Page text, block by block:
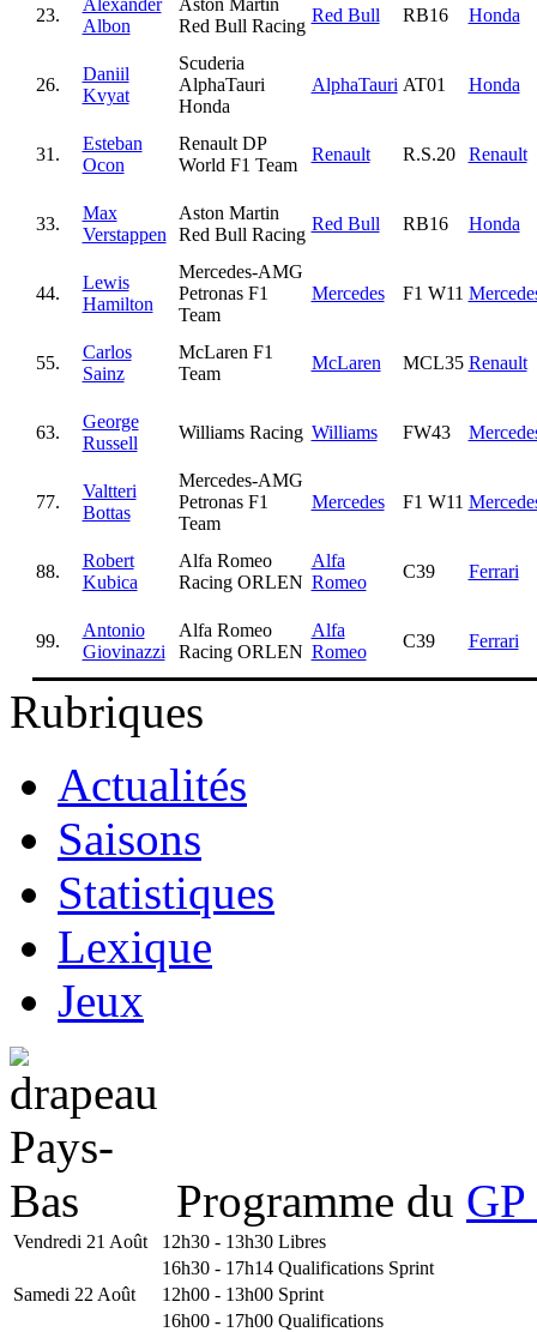
23.
Albon
Red Bull Racing
Red Bull RB16 Honda
26.
Daniil
Kvyat
Scuderia
AlphaTauri
Honda
AlphaTauri AT01 Honda
31.
Esteban
Ocon
Renault DP
World F1 Team
Renault R.S.20 Renault
33.
Max
Verstappen
Aston Martin
Red Bull Racing
Red Bull RB16 Honda
44.
Lewis
Hamilton
Mercedes-AMG
Petronas F1
Team
Mercedes F1 W11
55.
Carlos
Sainz
McLaren F1
Team
McLaren MCL35 Renault
63.
George
Russell
Williams Racing Williams FW43
77.
Valtteri
Bottas
Mercedes-AMG
Petronas F1
Team
Mercedes F1 W11
88.
Robert
Kubica
Alfa Romeo
Racing ORLEN
Alfa
Romeo
C39 Ferrari
99.
Antonio
Giovinazzi
Alfa Romeo
Racing ORLEN
Alfa
Romeo
C39 Ferrari
Rubriques
Actualités
Saisons
Statistiques
Lexique
Jeux
Programme du
Vendredi 21 Août 12h30 - 13h30 Libres
16h30 - 17h14 Qualifications Sprint
Samedi 22 Août
12h00 - 13h00 Sprint
16h00 - 17h00 Qualifications